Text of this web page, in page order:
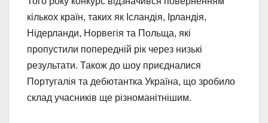
кількох країн, таких як Ісландія, Ірландія,
Нідерланди, Норвегія та Польща, які
пропустили попередній рік через низькі
результати. Також до шоу приєдналися
Португалія та дебютантка Україна, що зробило
склад учасників ще різноманітнішим.